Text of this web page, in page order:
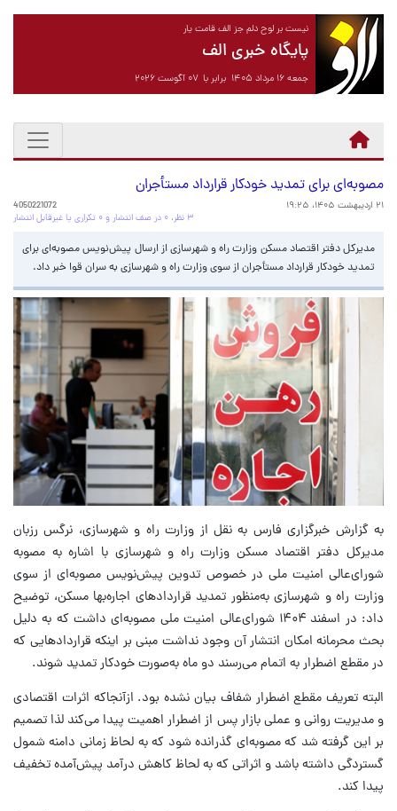
نیست بر لوح دلم جز الف قامت یار
پایگاه خبری الف
جمعه ۱۶ مرداد ۱۴۰۵ برابر با ۰۷ آگوست ۲۰۲۶
مصوبه‌ای برای تمدید خودکار قرارداد مستأجران
۲۱ اردیبهشت ۱۴۰۵، ۱۹:۲۵
4050221072
۳ نظر، ۰ در صف انتشار و ۰ تکراری یا غیرقابل انتشار
مدیرکل دفتر اقتصاد مسکن وزارت راه و شهرسازی از ارسال پیش‌نویس مصوبه‌ای برای
تمدید خودکار قرارداد مستأجران از سوی وزارت راه و شهرسازی به سران قوا خبر داد.
به گزارش خبرگزاری فارس به نقل از وزارت راه و شهرسازی، نرگس رزبان
مدیرکل دفتر اقتصاد مسکن وزارت راه و شهرسازی با اشاره به مصوبه
شورای‌عالی امنیت ملی در خصوص تدوین پیش‌نویس مصوبه‌ای از سوی
وزارت راه و شهرسازی به‌منظور تمدید قراردادهای اجاره‌بها مسکن، توضیح
داد: در اسفند ۱۴۰۴ شورای‌عالی امنیت ملی مصوبه‌ای داشت که به دلیل
بحث محرمانه امکان انتشار آن وجود نداشت مبنی بر اینکه قراردادهایی که
در مقطع اضطرار به اتمام می‌رسند دو ماه به‌صورت خودکار تمدید شوند.
البته تعریف مقطع اضطرار شفاف بیان نشده بود. ازآنجاکه اثرات اقتصادی
و مدیریت روانی و عملی بازار پس از اضطرار اهمیت پیدا می‌کند لذا تصمیم
بر این گرفته شد که مصوبه‌ای گذرانده شود که به لحاظ زمانی دامنه شمول
گستردگی داشته باشد و اثراتی که به لحاظ کاهش درآمد پیش‌آمده تخفیف
پیدا کند.